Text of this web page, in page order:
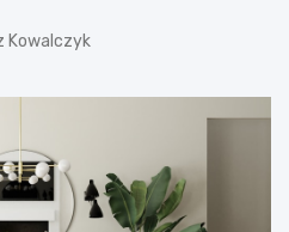
Kowalczyk